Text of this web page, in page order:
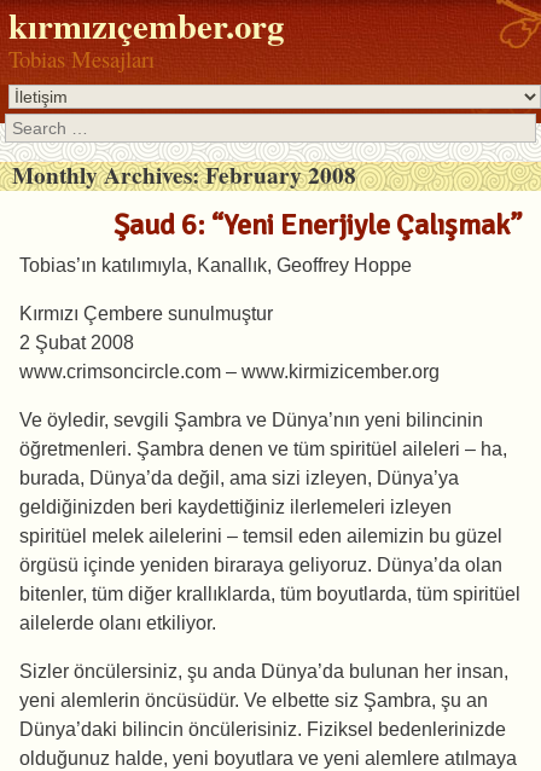
kırmızıçember.org
Tobias Mesajları
Search
Monthly Archives:February 2008
Şaud 6: “Yeni Enerjiyle Çalışmak”
Tobias’ın katılımıyla, Kanallık, Geoffrey Hoppe
Kırmızı Çembere sunulmuştur
2 Şubat 2008
www.crimsoncircle.com – www.kirmizicember.org
Ve öyledir, sevgili Şambra ve Dünya’nın yeni bilincinin
öğretmenleri. Şambra denen ve tüm spiritüel aileleri – ha,
burada, Dünya’da değil, ama sizi izleyen, Dünya’ya
geldiğinizden beri kaydettiğiniz ilerlemeleri izleyen
spiritüel melek ailelerini – temsil eden ailemizin bu güzel
örgüsü içinde yeniden biraraya geliyoruz. Dünya’da olan
bitenler, tüm diğer krallıklarda, tüm boyutlarda, tüm spiritüel
ailelerde olanı etkiliyor.
Sizler öncülersiniz, şu anda Dünya’da bulunan her insan,
yeni alemlerin öncüsüdür. Ve elbette siz Şambra, şu an
Dünya’daki bilincin öncülerisiniz. Fiziksel bedenlerinizde
olduğunuz halde, yeni boyutlara ve yeni alemlere atılmaya